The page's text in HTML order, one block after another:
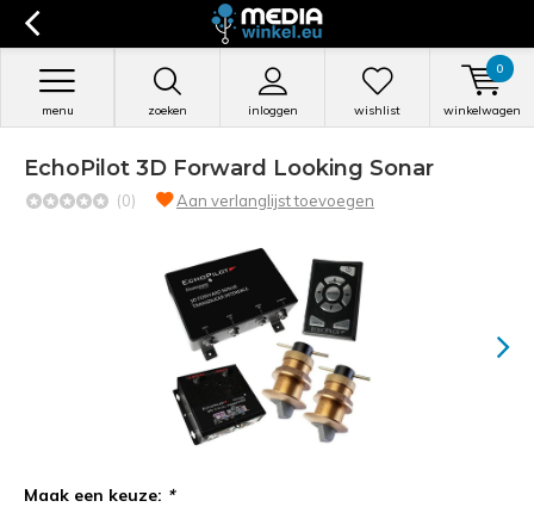
zoeken inloggen
menu wishlist winkelwagen
0
EchoPilot 3D Forward Looking Sonar
(0) Aan verlanglijst toevoegen
Maak een keuze: *